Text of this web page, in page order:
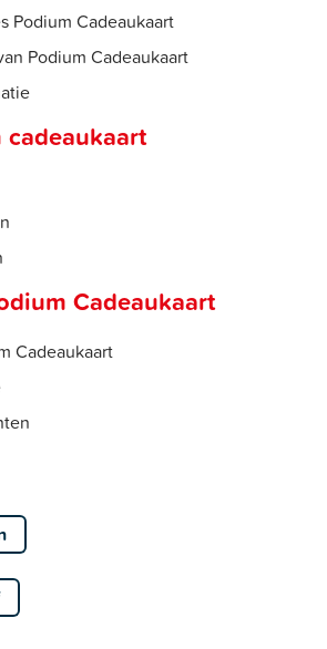
Podium Cadeaukaart
Podium Cadeaukaart
cadeaukaart
Cadeaukaart
Cadeaukaart